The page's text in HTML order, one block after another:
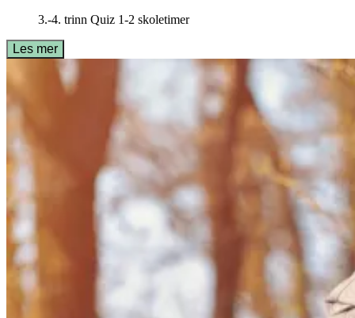
3.-4. trinn Quiz 1-2 skoletimer
Les mer